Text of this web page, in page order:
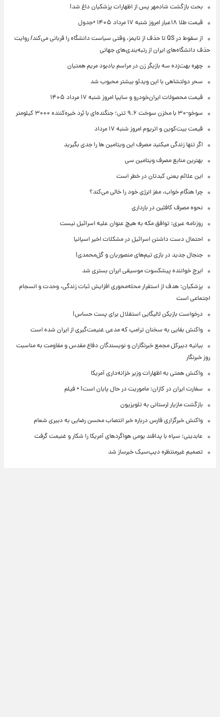
بحث بازگشت شادمهر پس از اظهارات پزشکیان داغ شد!
قیمت طلا ۱۸عیار امروز شنبه ۱۷ مرداد ۱۴۰۵ +جدول
از سقوط در QS تا حذف از تایمز، وقتی سیاست دانشگاه را قربانی می‌کند/ روایت
حذف دانشگاه‌های ایران از رتبه‌بندی‌های جهانی
چهره بهت‌زده سه بازیگر زن در مراسم یادبود مریم همتیان
سحر دولتشاهی با این ویدئو بیشتر محبوب شد
قیمت محصولات ایران‌خودرو و سایپا امروز شنبه ۱۷ مرداد ۱۴۰۵
سوخو-۳۰ با مخزن سوخت ۹.۶ تنی؛ جنگنده‌ای با بُرد خیره‌کننده ۳۰۰۰ کیلومتر
قیمت بیت‌کوین و اتریوم امروز شنبه ۱۷ مرداد
اگر تنها زندگی میکنید مصرف این ویتامین ها را جدی بگیرید
بهترین منابع مصرف ویتامین سی
این علائم یعنی کبدتان در خطر است
چرا هنگام خواب، مغز انرژی خود را خالی می‌کند؟
نحوه مصرف کافئین در بارداری
روزنامه عبری: توافق مکه به هیچ عنوان علیه اسرائیل نیست
احتمال دست داشتن اسرائیل در مشکلات اخیر اسپانیا
جنجال جدید در بازی تیم‌های منصوریان و گل‌محمدی!
ایرج خواننده پیشکسوت موسیقی ایران بستری شد
پزشکیان: هدف از استقرار محله‌محوری افزایش ثبات زندگی، وحدت و انسجام
اجتماعی است
درخواست بازیکن لالیگایی استقلال برای پست حساس!
واکنش بقایی به سخنان ترامپ که مدعی غنیمت‌گیری از ایران شده است
بیانیه دبیرکل مجمع خبرنگاران و نویسندگان دفاع مقدس و مقاومت به مناسبت
روز خبرنگار
واکنش همتی به اظهارات وزیر خزانه‌داری آمریکا
سفارت ایران در کازان: ماموریت در حال پایان است! + فیلم
بازگشت مازیار لرستانی به تلویزیون
واکنش خبرگزاری فارس درباره خبر انتصاب محسن رضایی به دبیری شعام
عابدینی: سپاه با پدافند بومی هواگردهای آمریکا را شکار و غنیمت گرفت
تصمیم غیرمنتظره دیپ‌سیک خبرساز شد